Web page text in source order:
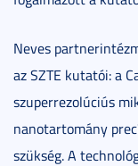
Neves
az SZTE kutatói: a
szuperrezolúciús
nanotartomány
szükség. A